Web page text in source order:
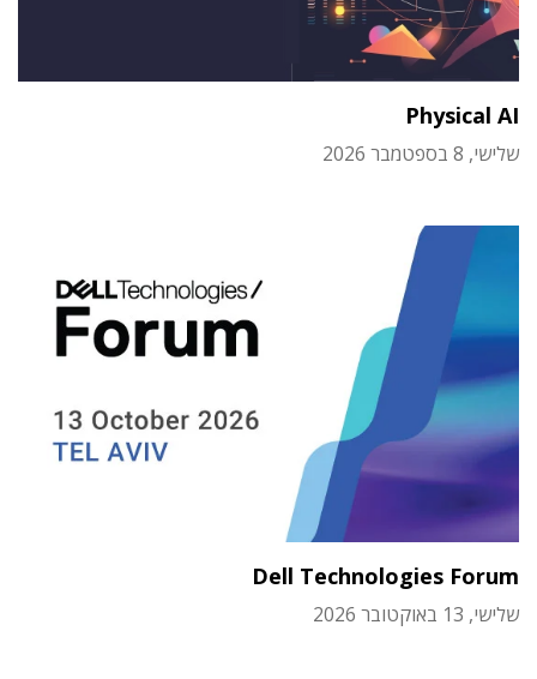
Physical AI
שלישי, 8 בספטמבר 2026
Dell Technologies Forum
שלישי, 13 באוקטובר 2026